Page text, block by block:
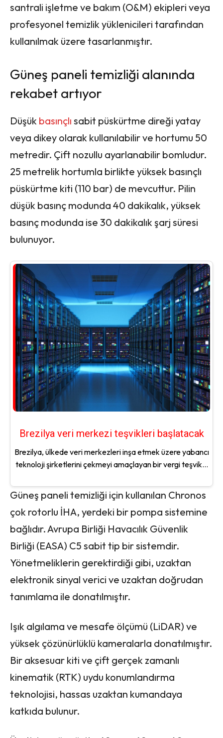
santrali işletme ve bakım (O&M) ekipleri veya
profesyonel temizlik yüklenicileri tarafından
kullanılmak üzere tasarlanmıştır.
Güneş paneli temizliği alanında
rekabet artıyor
Düşük basınçlı sabit püskürtme direği yatay
veya dikey olarak kullanılabilir ve hortumu 50
metredir. Çift nozullu ayarlanabilir bomludur.
25 metrelik hortumla birlikte yüksek basınçlı
püskürtme kiti (110 bar) de mevcuttur. Pilin
düşük basınç modunda 40 dakikalık, yüksek
basınç modunda ise 30 dakikalık şarj süresi
bulunuyor.
Brezilya veri merkezi teşvikleri başlatacak
Brezilya, ülkede veri merkezleri inşa etmek üzere yabancı
teknoloji şirketlerini çekmeyi amaçlayan bir vergi teşvik...
Güneş paneli temizliği için kullanılan Chronos
çok rotorlu İHA, yerdeki bir pompa sistemine
bağlıdır. Avrupa Birliği Havacılık Güvenlik
Birliği (EASA) C5 sabit tip bir sistemdir.
Yönetmeliklerin gerektirdiği gibi, uzaktan
elektronik sinyal verici ve uzaktan doğrudan
tanımlama ile donatılmıştır.
Işık algılama ve mesafe ölçümü (LiDAR) ve
yüksek çözünürlüklü kameralarla donatılmıştır.
Bir aksesuar kiti ve çift gerçek zamanlı
kinematik (RTK) uydu konumlandırma
teknolojisi, hassas uzaktan kumandaya
katkıda bulunur.